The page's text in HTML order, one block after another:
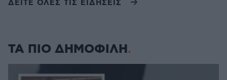
ΔΕΙΤΕ ΟΛΕΣ ΤΙΣ ΕΙΔΗΣΕΙΣ
ΤΑ ΠΙΟ ΔΗΜΟΦΙΛΗ